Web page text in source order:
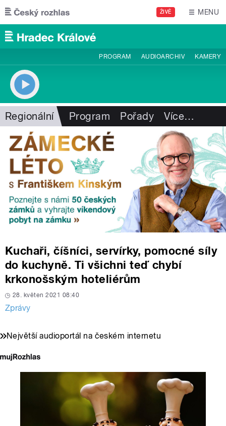
Přejít k hlavnímu obsahu
ŽIVĚ MENU
PROGRAM AUDIOARCHIV KAMERY
Regionální Program Pořady Více…
Kuchaři, číšníci, servírky, pomocné síly
do kuchyně. Ti všichni teď chybí
krkonošským hoteliérům
28. květen 2021 08:40
Zprávy
Největší audioportál na českém internetu